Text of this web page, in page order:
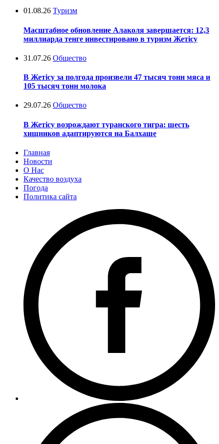
01.08.26 Туризм
Масштабное обновление Алаколя завершается: 12,3
миллиарда тенге инвестировано в туризм Жетісу
31.07.26 Общество
В Жетісу за полгода произвели 47 тысяч тонн мяса и
105 тысяч тонн молока
29.07.26 Общество
В Жетісу возрождают туранского тигра: шесть
хищников адаптируются на Балхаше
Главная
Новости
О Нас
Качество воздуха
Погода
Политика сайта